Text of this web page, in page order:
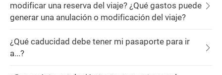
modificar una reserva del viaje? ¿Qué gastos puede
generar una anulación o modificación del viaje?
¿Qué caducidad debe tener mi pasaporte para ir
a...?